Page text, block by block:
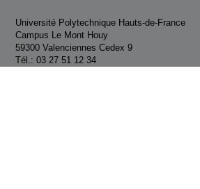
Université Polytechnique Hauts-de-France
Campus Le Mont Houy
59300 Valenciennes Cedex 9
Tél.: 03 27 51 12 34